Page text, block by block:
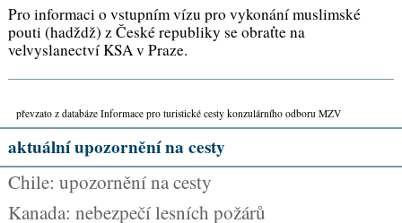
Pro informaci o vstupním vízu pro vykonání muslimské
pouti (hadždž) z České republiky se obraťte na
velvyslanectví KSA v Praze.
převzato z databáze Informace pro turistické cesty konzulárního odboru MZV
aktuální upozornění na cesty
Chile: upozornění na cesty
Kanada: nebezpečí lesních požárů